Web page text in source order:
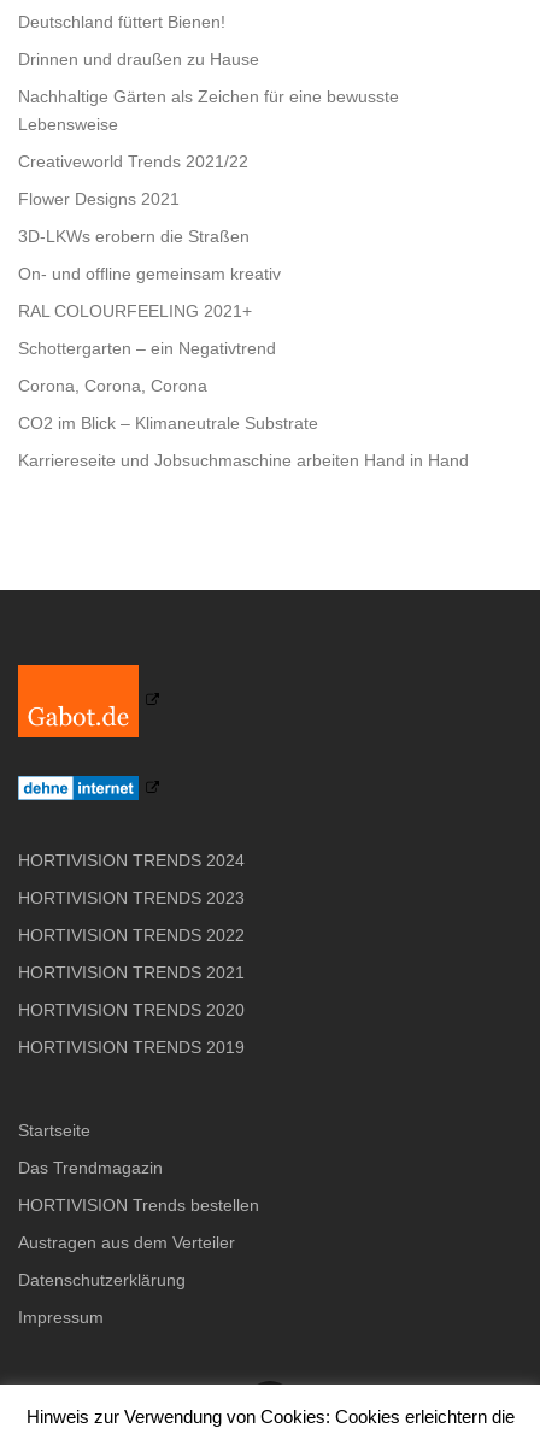
Deutschland füttert Bienen!
Drinnen und draußen zu Hause
Nachhaltige Gärten als Zeichen für eine bewusste
Lebensweise
Creativeworld Trends 2021/22
Flower Designs 2021
3D-LKWs erobern die Straßen
On- und offline gemeinsam kreativ
RAL COLOURFEELING 2021+
Schottergarten – ein Negativtrend
Corona, Corona, Corona
CO2 im Blick – Klimaneutrale Substrate
Karriereseite und Jobsuchmaschine arbeiten Hand in Hand
HORTIVISION TRENDS 2024
HORTIVISION TRENDS 2023
HORTIVISION TRENDS 2022
HORTIVISION TRENDS 2021
HORTIVISION TRENDS 2020
HORTIVISION TRENDS 2019
Startseite
Das Trendmagazin
HORTIVISION Trends bestellen
Austragen aus dem Verteiler
Datenschutzerklärung
Impressum
Hinweis zur Verwendung von Cookies: Cookies erleichtern die